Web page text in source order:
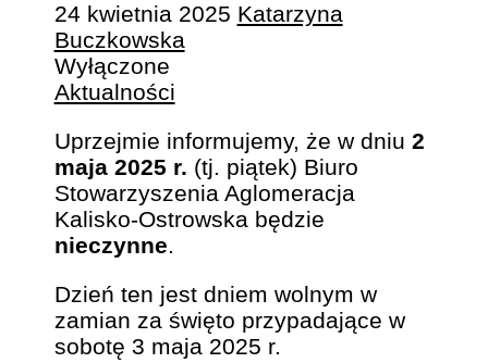
24 kwietnia 2025 Katarzyna
Buczkowska
Wyłączone
Aktualności
Uprzejmie informujemy, że w dniu 2
maja 2025 r. (tj. piątek) Biuro
Stowarzyszenia Aglomeracja
Kalisko-Ostrowska będzie
nieczynne.
Dzień ten jest dniem wolnym w
zamian za święto przypadające w
sobotę 3 maja 2025 r.